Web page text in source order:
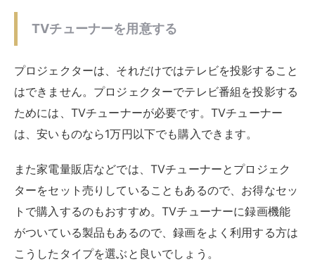
TVチューナーを用意する
プロジェクターは、それだけではテレビを投影すること
はできません。プロジェクターでテレビ番組を投影する
ためには、TVチューナーが必要です。TVチューナー
は、安いものなら1万円以下でも購入できます。
また家電量販店などでは、TVチューナーとプロジェク
ターをセット売りしていることもあるので、お得なセッ
トで購入するのもおすすめ。TVチューナーに録画機能
がついている製品もあるので、録画をよく利用する方は
こうしたタイプを選ぶと良いでしょう。